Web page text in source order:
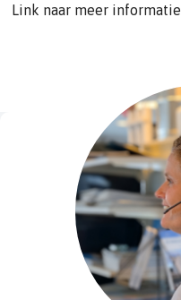
Link naar meer informatie